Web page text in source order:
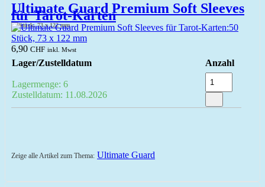
Ultimate Guard Premium Soft Sleeves
für Tarot-Karten
50 Stück, 73 x 122 mm
6,90 CHF inkl. Mwst
Lager/Zustelldatum Anzahl
Lagermenge: 6
Zustelldatum: 11.08.2026
Zeige alle Artikel zum Thema: Ultimate Guard